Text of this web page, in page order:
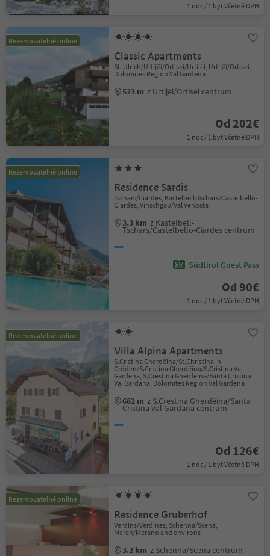
1 noc / 1 byt Včetně DPH
Rezervovatelné online
Classic Apartments
St. Ulrich/Urtijëi/Ortisei/Urtijëi, Urtijëi/Ortisei,
Dolomites Region Val Gardena
523 m z Urtijëi/Ortisei centrum
Od 202€
1 noc / 1 byt Včetně DPH
Rezervovatelné online
Residence Sardis
Tschars/Ciardes, Kastelbell-Tschars/Castelbello-
Ciardes, Vinschgau/Val Venosta
3.3 km z Kastelbell-
Tschars/Castelbello-Ciardes centrum
Südtirol Guest Pass
Od 90€
1 noc / 1 byt Včetně DPH
Rezervovatelné online
Villa Alpina Apartments
S.Cristina Gherdëina/St.Christina in
Gröden/S.Cristina Gherdëina/S.Cristina Val
Gardena, S.Crestina Gherdëina/Santa Cristina
Val Gardana, Dolomites Region Val Gardena
682 m z S.Crestina Gherdëina/Santa
Cristina Val Gardana centrum
Od 126€
1 noc / 1 byt Včetně DPH
Rezervovatelné online
Residence Gruberhof
Verdins/Verdines, Schenna/Scena,
Meran/Merano and environs
3.2 km z Schenna/Scena centrum